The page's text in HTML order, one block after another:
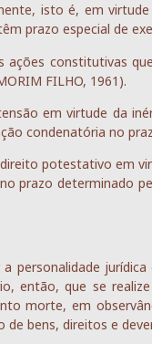
isto é, em
prazo especial de
ações constitutivas
FILHO, 1961).
em virtude da
condenatória no
potestativo em
prazo determinado
personalidade
então, que se
morte, em
bens, direitos e